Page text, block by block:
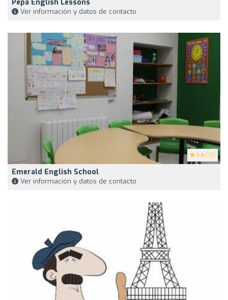
Pepa English Lessons
Ver información y datos de contacto
3.4 (10)
Emerald English School
Ver información y datos de contacto